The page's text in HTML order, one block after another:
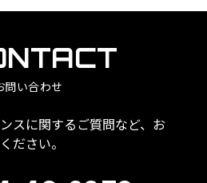
問い合わせ
スに関するご質問など、お
ださい。